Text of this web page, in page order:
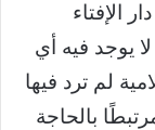
الإفتاء
يوجد فيه أي
لم ترد فيها
بالحاجة